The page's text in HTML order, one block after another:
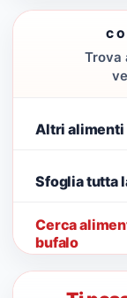
Trova
Altri alimenti
Sfoglia tutta
Cerca
bufalo